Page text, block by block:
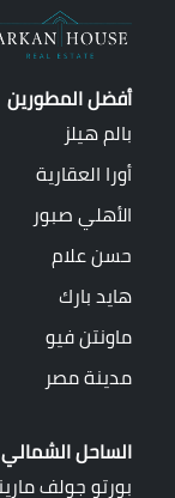
أفضل المطورين
بالم هيلز
أورا العقارية
الأهلي صبور
حسن علام
هايد بارك
ماونتن فيو
مدينة مصر
الساحل الشمالي
بورتو جولف